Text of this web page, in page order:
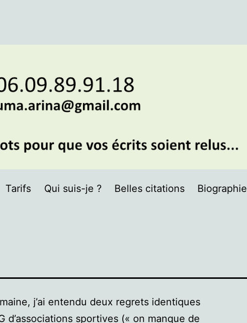
Tarifs Qui suis-je ? Belles citations Biographie
j’ai entendu deux regrets identiques
d’associations sportives (« on manque de